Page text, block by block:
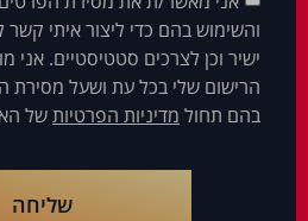
והשימוש בהם כדי ליצור איתי קשר
ישיר וכן לצרכים סטטיסטיים.
הרישום שלי בכל עת ושעל מסירת
בהם תחול מדיניות הפרטיותשל
שליחה